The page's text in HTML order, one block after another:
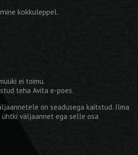
kokkuleppel.
ei toimu.
teha Avita e-poes.
on seadusega kaitstud. Ilma
väljaannet ega selle osa